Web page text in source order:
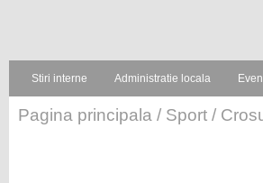
Stiri interne Administratie locala
Pagina principala / Sport /